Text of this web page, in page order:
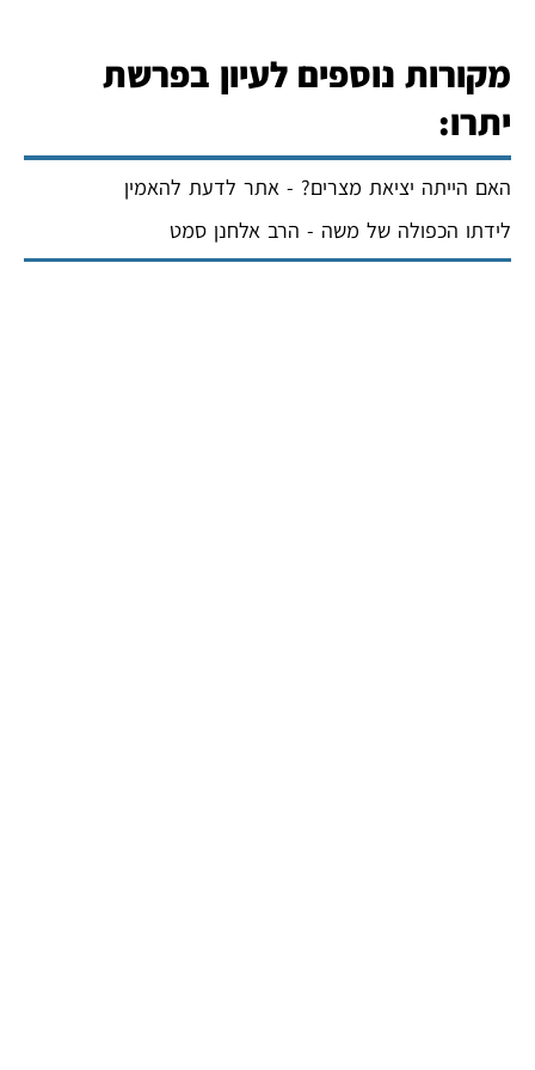
מקורות נוספים לעיון בפרשת
יתרו:
האם הייתה יציאת מצרים? - אתר לדעת להאמין
לידתו הכפולה של משה - הרב אלחנן סמט